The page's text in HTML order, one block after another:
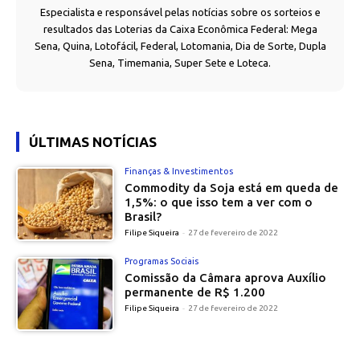
Especialista e responsável pelas notícias sobre os sorteios e
resultados das Loterias da Caixa Econômica Federal: Mega
Sena, Quina, Lotofácil, Federal, Lotomania, Dia de Sorte, Dupla
Sena, Timemania, Super Sete e Loteca.
ÚLTIMAS NOTÍCIAS
Finanças & Investimentos
Commodity da Soja está em queda de
1,5%: o que isso tem a ver com o
Brasil?
Filipe Siqueira - 27 de fevereiro de 2022
Programas Sociais
Comissão da Câmara aprova Auxílio
permanente de R$ 1.200
Filipe Siqueira - 27 de fevereiro de 2022